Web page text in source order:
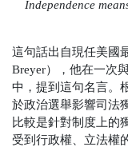
Independence
這句話出自現任美國
Breyer），他在一次
中，提到這句名言。
於政治選舉影響司法
比較是針對制度上的
受到行政權、立法權